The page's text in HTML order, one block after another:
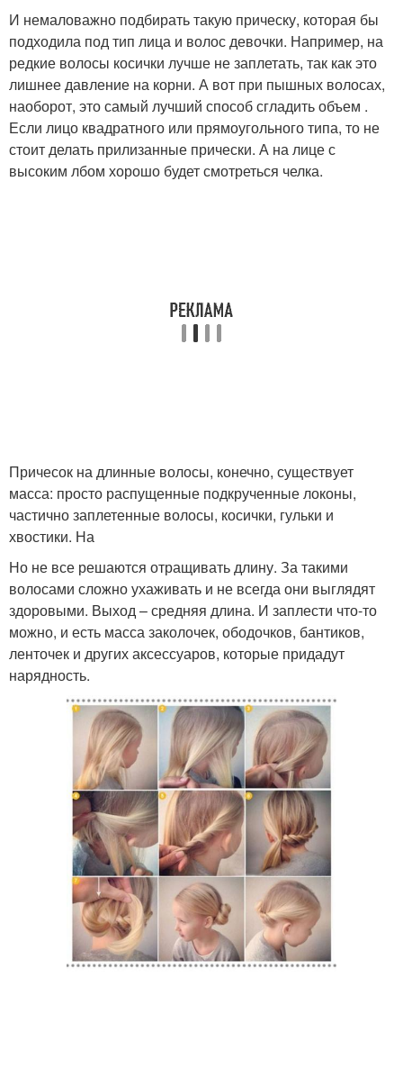
И немаловажно подбирать такую прическу, которая бы
подходила под тип лица и волос девочки. Например, на
редкие волосы косички лучше не заплетать, так как это
лишнее давление на корни. А вот при пышных волосах,
наоборот, это самый лучший способ сгладить объем .
Если лицо квадратного или прямоугольного типа, то не
стоит делать прилизанные прически. А на лице с
высоким лбом хорошо будет смотреться челка.
Причесок на длинные волосы, конечно, существует
масса: просто распущенные подкрученные локоны,
частично заплетенные волосы, косички, гульки и
хвостики. На
Но не все решаются отращивать длину. За такими
волосами сложно ухаживать и не всегда они выглядят
здоровыми. Выход – средняя длина. И заплести что-то
можно, и есть масса заколочек, ободочков, бантиков,
ленточек и других аксессуаров, которые придадут
нарядность.